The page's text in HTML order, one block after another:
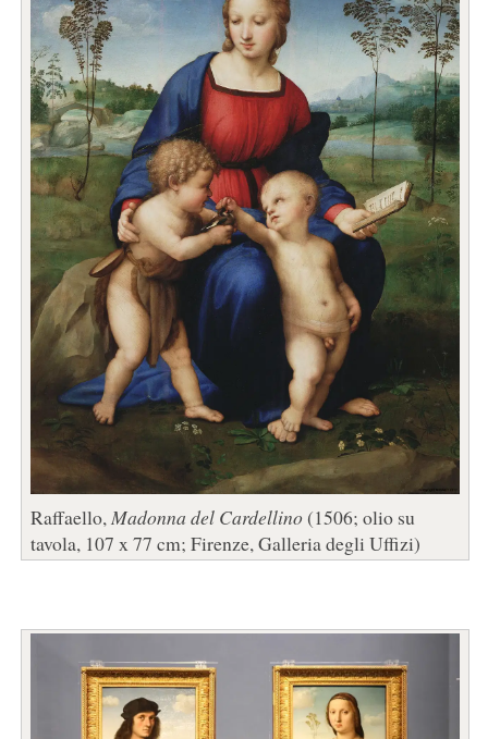
Raffaello,Madonna del Cardellino(1506; olio su
tavola, 107 x 77 cm; Firenze, Galleria degli Uffizi)